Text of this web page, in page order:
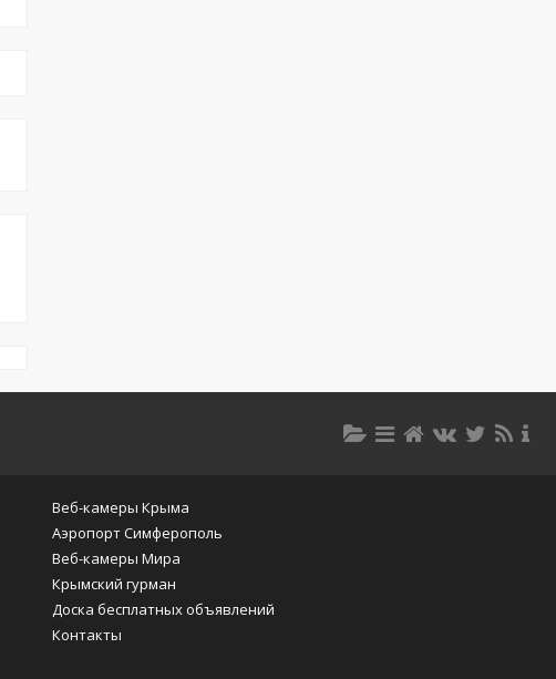
Веб-камеры Крыма
Аэропорт Симферополь
Веб-камеры Мира
Крымский гурман
Доска бесплатных объявлений
Контакты